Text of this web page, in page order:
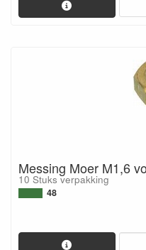
Messing Moer M1,6
10 Stuks verpakking
48